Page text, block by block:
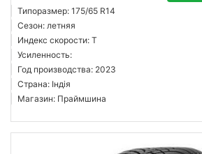
Типоразмер: 175/65 R14
Сезон: летняя
Индекс скорости: T
Усиленность:
Год производства: 2023
Страна: Індія
Магазин: Праймшина